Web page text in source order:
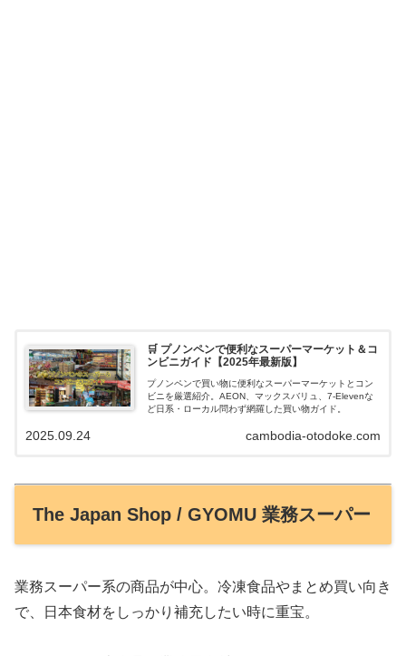
🛒 プノンペンで便利なスーパーマーケット＆コ
ンビニガイド【2025年最新版】
プノンペンで買い物に便利なスーパーマーケットとコン
ビニを厳選紹介。AEON、マックスバリュ、7-Elevenな
ど日系・ローカル問わず網羅した買い物ガイド。
cambodia-otodoke.com
2025.09.24
The Japan Shop / GYOMU 業務スーパー
業務スーパー系の商品が中心。冷凍食品やまとめ買い向き
で、日本食材をしっかり補充したい時に重宝。